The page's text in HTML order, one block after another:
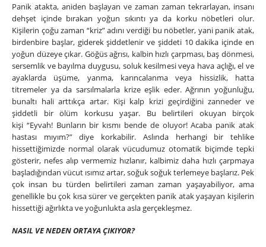
Panik atakta, aniden başlayan ve zaman zaman tekrarlayan, insanı
dehşet içinde bırakan yoğun sıkıntı ya da korku nöbetleri olur.
Kişilerin çoğu zaman “kriz” adını verdiği bu nöbetler, yani panik atak,
birdenbire başlar, giderek şiddetlenir ve şiddeti 10 dakika içinde en
yoğun düzeye çıkar. Göğüs ağrısı, kalbin hızlı çarpması, baş dönmesi,
sersemlik ve bayılma duygusu, soluk kesilmesi veya hava açlığı, el ve
ayaklarda üşüme, yanma, karıncalanma veya hissizlik, hatta
titremeler ya da sarsılmalarla krize eşlik eder. Ağrının yoğunluğu,
bunaltı hali arttıkça artar. Kişi kalp krizi geçirdiğini zanneder ve
şiddetli bir ölüm korkusu yaşar. Bu belirtileri okuyan birçok
kişi “Eyvah! Bunların bir kısmı bende de oluyor! Acaba panik atak
hastası mıyım?” diye korkabilir. Aslında herhangi bir tehlike
hissettiğimizde normal olarak vücudumuz otomatik biçimde tepki
gösterir, nefes alıp vermemiz hızlanır, kalbimiz daha hızlı çarpmaya
başladığından vücut ısımız artar, soğuk soğuk terlemeye başlarız. Pek
çok insan bu türden belirtileri zaman zaman yaşayabiliyor, ama
genellikle bu çok kısa sürer ve gerçekten panik atak yaşayan kişilerin
hissettiği ağırlıkta ve yoğunlukta asla gerçekleşmez.
NASIL VE NEDEN ORTAYA ÇIKIYOR?